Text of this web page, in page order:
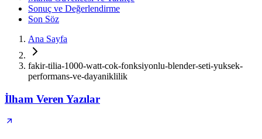
Sonuç ve Değerlendirme
Son Söz
Ana Sayfa
fakir-tilia-1000-watt-cok-fonksiyonlu-blender-seti-yuksek-
performans-ve-dayaniklilik
İlham Veren Yazılar